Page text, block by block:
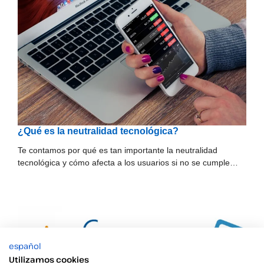
¿Qué es la neutralidad tecnológica?
Te contamos por qué es tan importante la neutralidad
tecnológica y cómo afecta a los usuarios si no se cumple…
español
Utilizamos cookies